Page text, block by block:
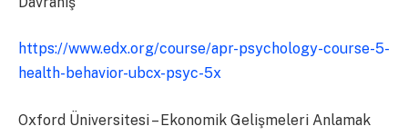
https://www.edx.org/course/apr-psychology-course-5-
health-behavior-ubcx-psyc-5x
Oxford Üniversitesi – Ekonomik Gelişmeleri Anlamak